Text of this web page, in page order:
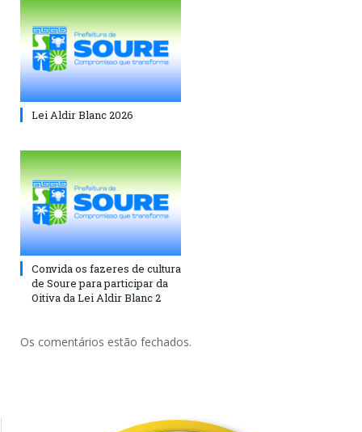
Lei Aldir Blanc 2026
Convida os fazeres de cultura
de Soure para participar da
Oitiva da Lei Aldir Blanc 2
Os comentários estão fechados.